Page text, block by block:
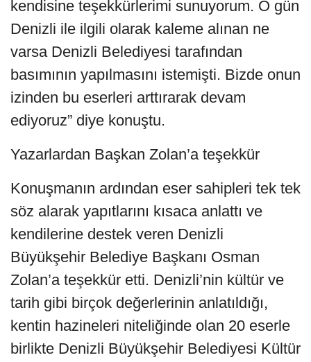
kendisine teşekkürlerimi sunuyorum. O gün
Denizli ile ilgili olarak kaleme alınan ne
varsa Denizli Belediyesi tarafından
basımının yapılmasını istemişti. Bizde onun
izinden bu eserleri arttırarak devam
ediyoruz” diye konuştu.
Yazarlardan Başkan Zolan’a teşekkür
Konuşmanın ardından eser sahipleri tek tek
söz alarak yapıtlarını kısaca anlattı ve
kendilerine destek veren Denizli
Büyükşehir Belediye Başkanı Osman
Zolan’a teşekkür etti. Denizli’nin kültür ve
tarih gibi birçok değerlerinin anlatıldığı,
kentin hazineleri niteliğinde olan 20 eserle
birlikte Denizli Büyükşehir Belediyesi Kültür